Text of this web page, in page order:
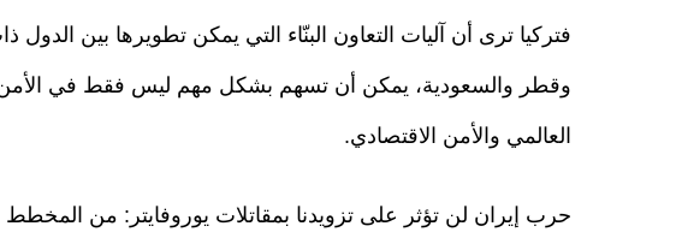
فتركيا ترى أن آليات التعاون البنّاء التي يمكن تطويرها بين الدول
وقطر والسعودية، يمكن أن تسهم بشكل مهم ليس فقط في الأمن
العالمي والأمن الاقتصادي.
حرب إيران لن تؤثر على تزويدنا بمقاتلات يوروفايتر: من